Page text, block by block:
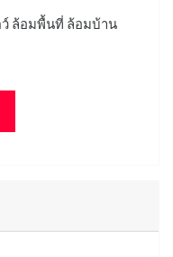
ล้อมพื้นที่ ล้อมบ้าน